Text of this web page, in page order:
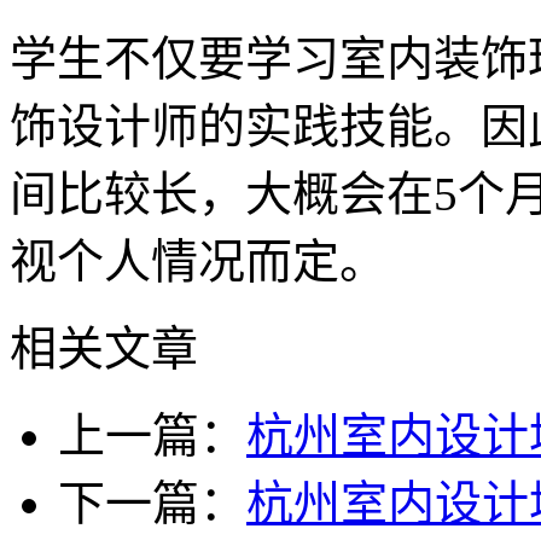
学生不仅要学习室内装
饰设计师的实践技能。
间比较长，大概会在5个
视个人情况而定。
相关文章
上一篇： 杭州室内设
下一篇： 杭州室内设